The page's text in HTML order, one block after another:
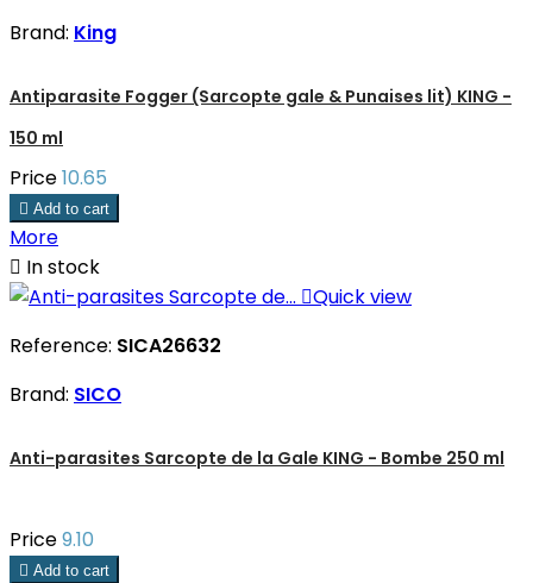
Brand: King
Antiparasite Fogger (Sarcopte gale & Punaises lit) KING -
150 ml
Price10.65
 Add to cart
More
 In stock
Quick view
Reference: SICA26632
Brand: SICO
Anti-parasites Sarcopte de la Gale KING - Bombe 250 ml
Price9.10
 Add to cart